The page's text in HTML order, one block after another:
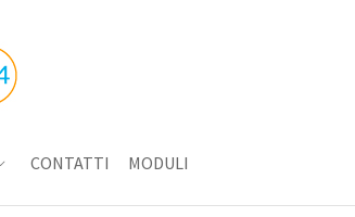
CONTATTI MODULI